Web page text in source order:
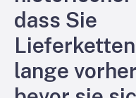
dass Sie
lange